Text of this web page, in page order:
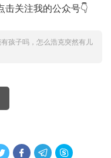
击关注我的公众号👇
孩子吗，怎么浩克突然有儿
  